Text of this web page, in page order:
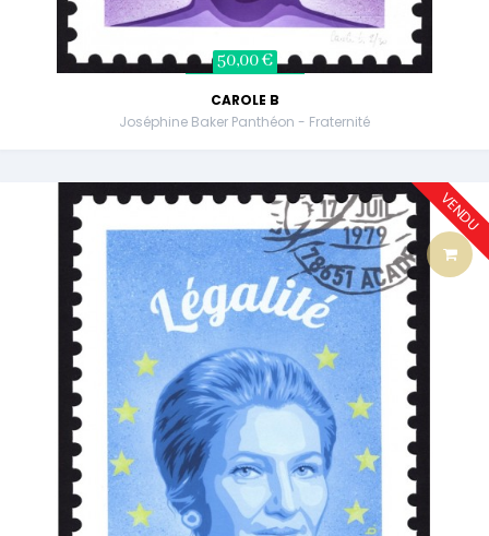
50,00 €
CAROLE B
Joséphine Baker Panthéon - Fraternité
VENDU